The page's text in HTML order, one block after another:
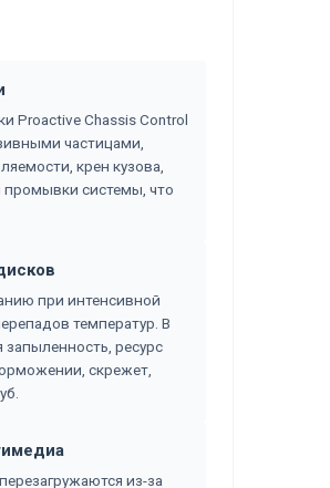
Proactive Chassis Control
частицами,
крен кузова,
системы, что
при интенсивной
температур. В
ресурс
скрежет,
из-за